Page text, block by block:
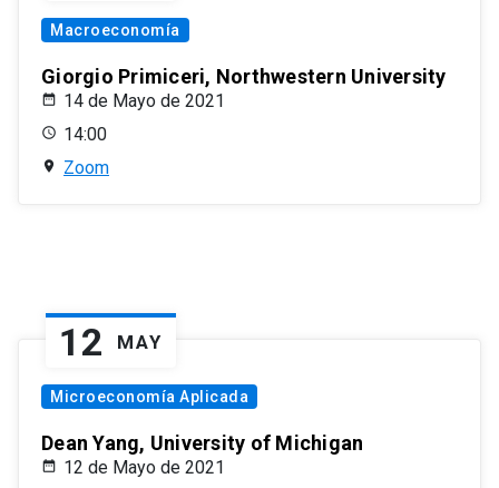
Macroeconomía
Giorgio Primiceri, Northwestern University
14 de Mayo de 2021
14:00
Zoom
12 MAY
Microeconomía Aplicada
Dean Yang, University of Michigan
12 de Mayo de 2021